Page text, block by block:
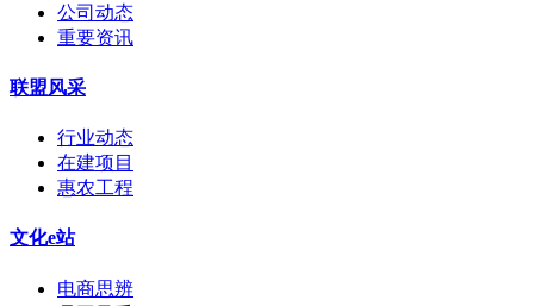
公司动态
重要资讯
联盟风采
行业动态
在建项目
惠农工程
文化e站
电商思辨